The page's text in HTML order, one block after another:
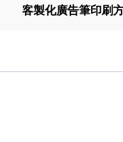
客製化廣告筆印刷